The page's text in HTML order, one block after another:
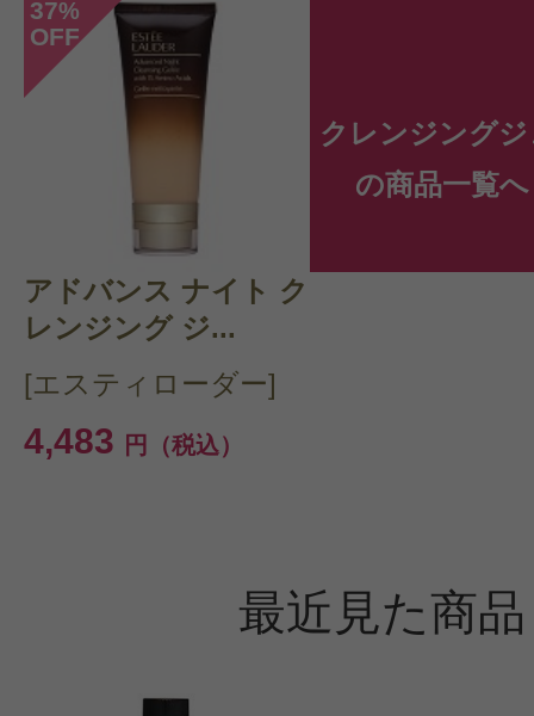
37%
OFF
アドバンス ナイト ク
レンジング ジ...
[エスティローダー]
4,483 円（税込）
クレンジング
の商品一覧
最近見た商品